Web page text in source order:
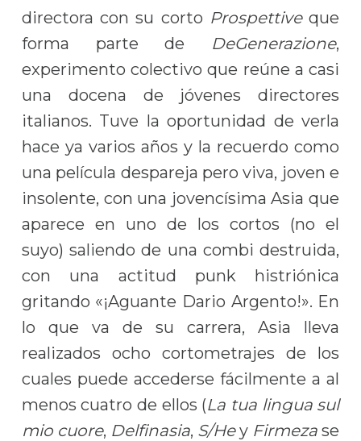
directora con su corto Prospettiveque
forma parte de DeGenerazione,
experimento colectivo que reúne a casi
una docena de jóvenes directores
italianos. Tuve la oportunidad de verla
hace ya varios años y la recuerdo como
una película despareja pero viva, joven e
insolente, con una jovencísima Asia que
aparece en uno de los cortos (no el
suyo) saliendo de una combi destruida,
con una actitud punk histriónica
gritando «¡Aguante Dario Argento!». En
lo que va de su carrera, Asia lleva
realizados ocho cortometrajes de los
cuales puede accederse fácilmente a al
menos cuatro de ellos (La tua lingua sul
mio cuore, Delfinasia, S/Hey Firmeza se